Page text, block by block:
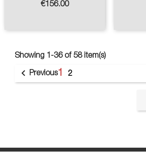
Price
€156.00
Showing 1-36 of 58 item(s)
 Previous1 2